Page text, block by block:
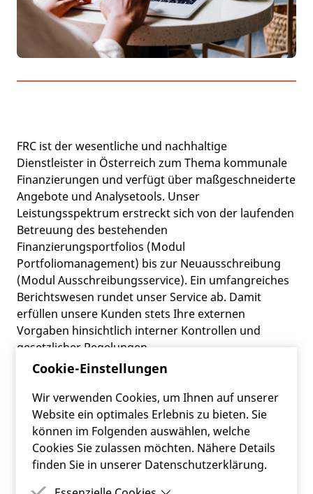
Cookie-Einstellungen
Wir verwenden Cookies, um Ihnen auf unserer
Website ein optimales Erlebnis zu bieten. Sie
können im Folgenden auswählen, welche
Cookies Sie zulassen möchten. Nähere Details
finden Sie in unserer Datenschutzerklärung.
FRC ist der wesentliche und nachhaltige
Dienstleister in Österreich zum Thema kommunale
Finanzierungen und verfügt über maßgeschneiderte
Angebote und Analysetools. Unser
Leistungsspektrum erstreckt sich von der laufenden
Betreuung des bestehenden
Finanzierungsportfolios (Modul
Portfoliomanagement) bis zur Neuausschreibung
(Modul Ausschreibungsservice). Ein umfangreiches
Berichtswesen rundet unser Service ab. Damit
erfüllen unsere Kunden stets Ihre externen
Vorgaben hinsichtlich interner Kontrollen und
gesetzlicher Regelungen.
Engineering“) kann die Effizienz bei den
Gemeindefinanzen deutlich erhöhen. Umgelegt auf
alle Gemeinden in Österreich sprechen wir hier von
Einsparungen in der Höhe von einigen hundert
Millionen Euro. Durch die Zusammenfassung
größerer Volumina bzw. durch unsere hohe